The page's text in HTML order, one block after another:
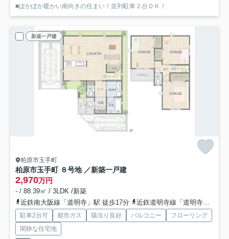
■ぽかぽか暖かい南向きの住まい！並列駐車２台ＯＫ！
新築一戸建
柏原市玉手町
柏原市玉手町 ８号地 ／新築一戸建
2,970万円
- / 88.39㎡ / 3LDK /新築
近鉄南大阪線「道明寺」駅 徒歩17分
近鉄道明寺線「道明寺」駅 徒歩17分
駐車2台可 都市ガス 陽当り良好 バルコニー
フローリング
閑静な住宅地